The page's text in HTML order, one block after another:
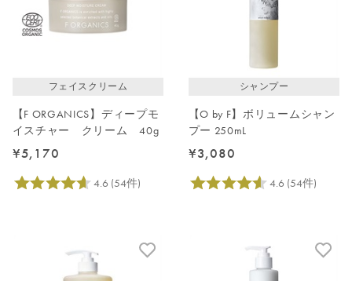
フェイスクリーム
【F ORGANICS】ディープモ
イスチャー クリーム 40g
¥5,170
シャンプー
【O by F】ボリュームシャン
プー 250mL
¥3,080